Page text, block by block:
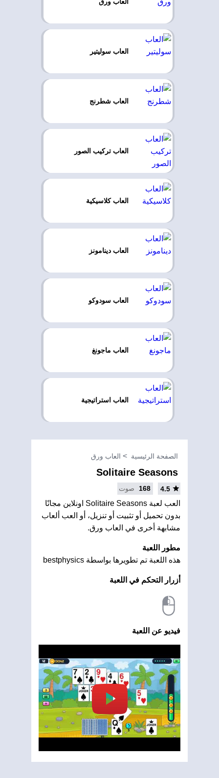
العاب سوليتير
العاب شطرنج
العاب تركيب الصور
العاب كلاسيكية
العاب دينامونز
العاب سودوكو
العاب ماجونغ
العاب استراتيجية
الصفحة الرئيسية العاب ورق
Solitaire Seasons
4.5
168 صوت
العب لعبة Solitaire Seasons اونلاين مجانًا
بدون تحميل أو تثبيت أو تنزيل، أو العب ألعاب
مشابهة أخرى في العاب ورق.
مطور اللعبة
هذه اللعبة تم تطويرها بواسطة bestphysics
أزرار التحكم في اللعبة
فيديو عن اللعبة